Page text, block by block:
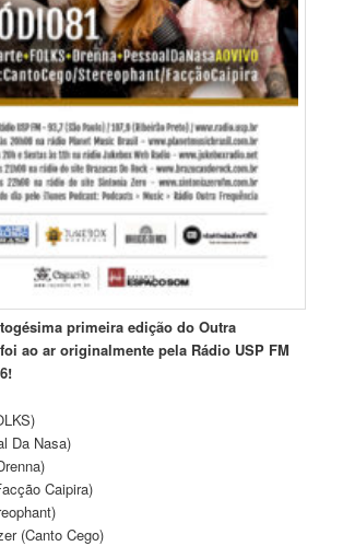
primeira edição do Outra
ao ar originalmente pela Rádio USP FM
Da Nasa)
Caipira)
(Canto Cego)